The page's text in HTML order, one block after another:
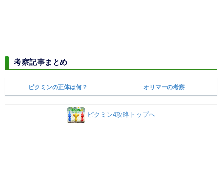
考察記事まとめ
ピクミンの正体は何？ オリマーの考察
ピクミン4攻略トップへ